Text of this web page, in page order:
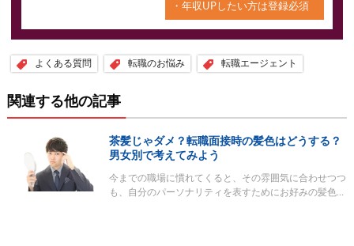
・年収UPしたい方は登録必須
よくある質問 転職のお悩み 転職エージェント
関連する他の記事
茶髪じゃダメ？転職面接時の髪色はどうする？
男女別で考えてみよう
今までの職場に慣れてくると、その雰囲気に合わせつつ
も、自分のパーソナリティを表すためにお好みの髪色…